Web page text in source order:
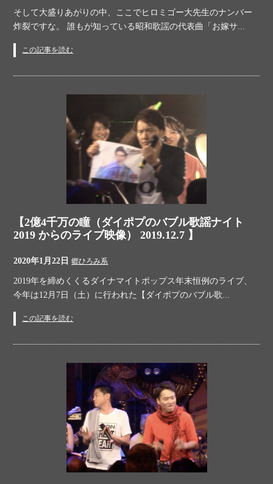
そして大盛りあがりの中、ここでヒロミゴー大先生のナンバー
炸裂ですな。 誰もが知っている昭和歌謡の代表曲「お嫁サ...
この記事を読む
【2億4千万の瞳（ダイポプのバブル歌謡ナイト
2019 からのライブ映像） 2019.12.7 】
2020年1月22日 郷ひろみ系
2019年を締めくくるダイナマイトポップス年末恒例のライブ、
今年は12月7日（土）に行われた【ダイポプのバブル歌...
この記事を読む